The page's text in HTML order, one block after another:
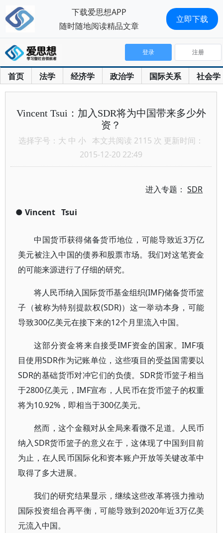
首页 法学 经济学 政治学 国际关系 社会学
登录 注册
Vincent Tsui：加入SDR将为中国带来多少外
资？
选择字号： 大 中 小 本文共阅读 2115 次 更新时间：
2015-12-20 22:49
进入专题：SDR
● Vincent Tsui
中国货币获得储备货币地位，可能导致近3万亿
美元被注入中国的债券和股票市场。我们对这笔资金
的可能来源进行了仔细的研究。
将人民币纳入国际货币基金组织(IMF)储备货币篮
子（被称为特别提款权(SDR)）这一举动本身，可能
导致300亿美元在接下来的12个月里流入中国。
这部分资金将来自接受IMF资金的国家。IMF项
目使用SDR作为记账单位，这些项目的受益国需要以
SDR的基础货币对冲它们的负债。SDR货币篮子相当
于2800亿美元，IMF宣布，人民币在货币篮子的权重
将为10.92%，即相当于300亿美元。
然而，这个金额对从全局来看微不足道。人民币
纳入SDR货币篮子的意义在于，这体现了中国到目前
为止，在人民币国际化和资本账户开放等关键改革中
取得了多大进展。
我们的研究结果显示，继续这些改革将强力推动
国际投资组合再平衡，可能导致到2020年近3万亿美
元流入中国。
下载爱思想APP
随时随地阅读精品文章
立即下载